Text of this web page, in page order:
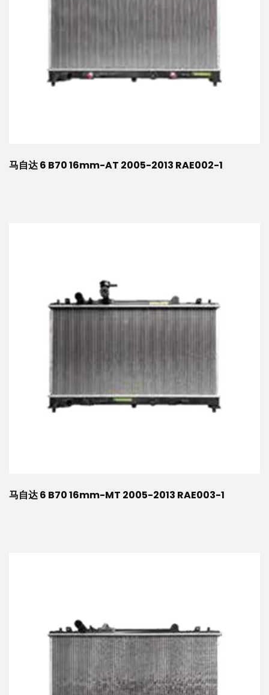
马自达 6 B70 16mm-AT 2005-2013 RAE002-1
马自达 6 B70 16mm-MT 2005-2013 RAE003-1